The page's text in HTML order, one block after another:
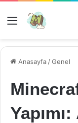
Menü
Anasayfa /Genel